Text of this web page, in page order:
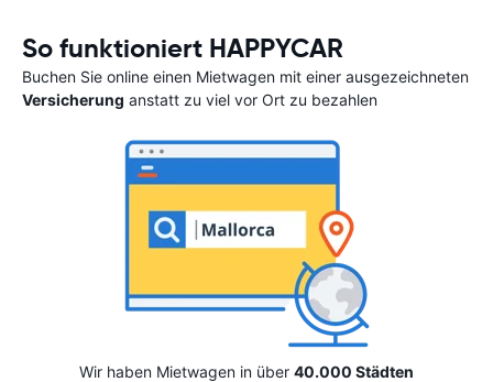
So funktioniert HAPPYCAR
Buchen Sie online einen Mietwagen mit einer ausgezeichneten
Versicherung anstatt zu viel vor Ort zu bezahlen
Wir haben Mietwagen in über 40.000 Städten